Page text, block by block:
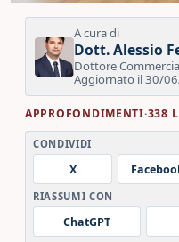
A cura di
Dott. Alessio
Dottore
Aggiornato il 30/
APPROFONDIMENTI·338
CONDIVIDI
X
RIASSUMI CON
ChatGPT